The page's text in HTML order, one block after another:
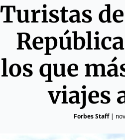
Turistas
los que
viajes
Forbes Staff|